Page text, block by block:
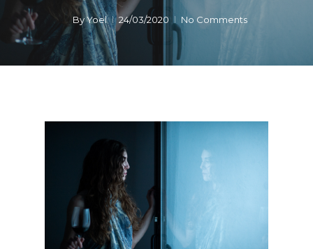
ByYoel 24/03/2020 No Comments